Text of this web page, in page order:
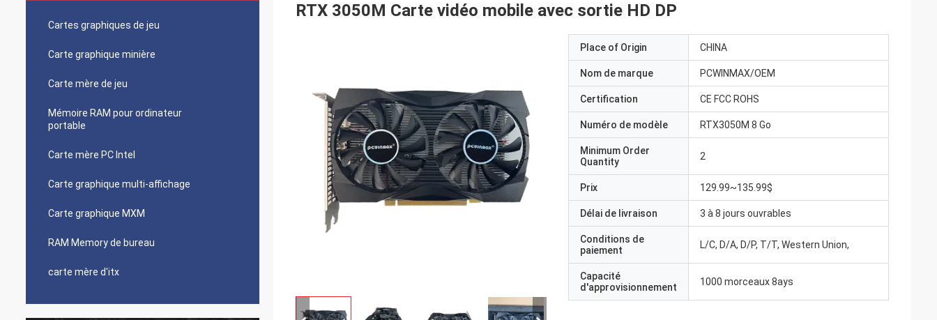
Cartes graphiques de jeu
Carte graphique minière
Carte mère de jeu
Mémoire RAM pour ordinateur
portable
Carte mère PC Intel
Carte graphique multi-affichage
Carte graphique MXM
RAM Memory de bureau
carte mère d'itx
RTX 3050M Carte vidéo mobile avec sortie HD DP
Place of Origin CHINA
Nom de marque PCWINMAX/OEM
Certification CE FCC ROHS
Numéro de modèle RTX3050M 8 Go
Minimum Order
Quantity
2
Prix 129.99~135.99$
Délai de livraison 3 à 8 jours ouvrables
Conditions de
paiement
L/C, D/A, D/P, T/T, Western Union,
Capacité
d'approvisionnement
1000 morceaux 8ays